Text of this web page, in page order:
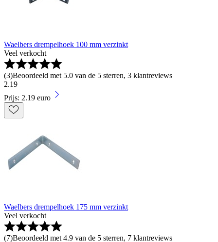
Waelbers drempelhoek 100 mm verzinkt
Veel verkocht
(3)Beoordeeld met 5.0 van de 5 sterren, 3 klantreviews
2.19
Prijs: 2.19 euro
Waelbers drempelhoek 175 mm verzinkt
Veel verkocht
(7)Beoordeeld met 4.9 van de 5 sterren, 7 klantreviews